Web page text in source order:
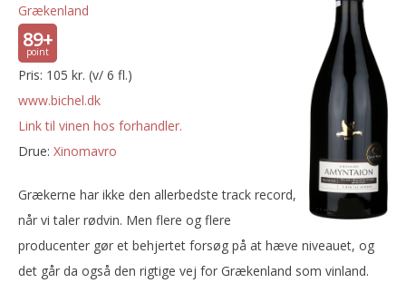
Grækenland
89+
Pris: 105 kr. (v/ 6 fl.)
www.bichel.dk
Link til vinen hos forhandler.
Drue:
xinomavro
Grækerne har ikke den allerbedste track record,
når vi taler rødvin. Men flere og flere
producenter gør et behjertet forsøg på at hæve niveauet, og
det går da også den rigtige vej for Grækenland som vinland.